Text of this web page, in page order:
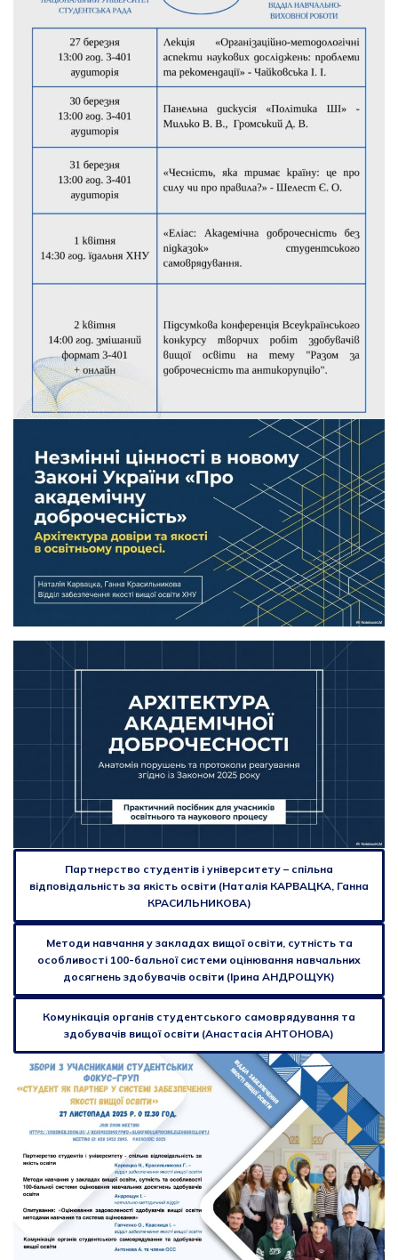
Партнерство студентів і університету – спільна
відповідальність за якість освіти (Наталія КАРВАЦКА, Ганна
КРАСИЛЬНИКОВА)
Методи навчання у закладах вищої освіти, сутність та
особливості 100-бальної системи оцінювання навчальних
досягнень здобувачів освіти (Ірина АНДРОЩУК)
Комунікація органів студентського самоврядування та
здобувачів вищої освіти (Анастасія АНТОНОВА)